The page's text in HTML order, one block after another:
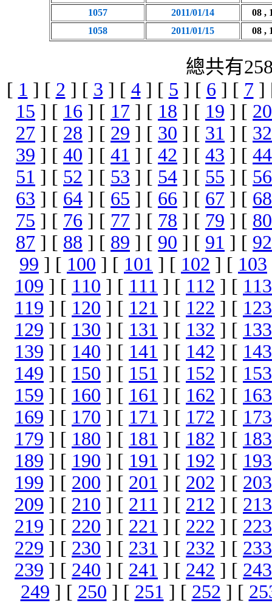
1057
2011/01/14
08 ,
1058
2011/01/15 08 ,
總共有
[ 1 ] [ 2 ] [ 3 ] [ 4] [ 5 ] [ 6 ] [ 7 ]
15 ] [ 16 ] [ 17 ] [ 18 ] [ 19 ] [ 20
27 ] [ 28 ] [ 29 ] [ 30 ] [ 31 ] [ 32
39 ] [ 40 ] [ 41 ] [ 42 ] [ 43 ] [ 44
51 ] [ 52 ] [ 53 ] [ 54 ] [ 55 ] [ 56
63 ] [ 64 ] [ 65 ] [ 66 ] [ 67 ] [ 68
75 ] [ 76 ] [ 77 ] [ 78 ] [ 79 ] [ 80
87 ] [ 88 ] [ 89 ] [ 90 ] [ 91 ] [ 92
99 ] [ 100 ] [ 101 ] [ 102 ] [ 103
109 ] [ 110 ] [ 111 ] [ 112 ] [ 113
119 ] [ 120 ] [ 121 ] [ 122 ] [ 123
129 ] [ 130 ] [ 131 ] [ 132 ] [ 133
139 ] [ 140 ] [ 141 ] [ 142 ] [ 143
149 ] [ 150 ] [ 151 ] [ 152 ] [ 153
159 ] [ 160 ] [ 161 ] [ 162 ] [ 163
169 ] [ 170 ] [ 171 ] [ 172 ] [ 173
179 ] [ 180 ] [ 181 ] [ 182 ] [ 183
189 ] [ 190 ] [ 191 ] [ 192 ] [ 193
199 ] [ 200 ] [ 201 ] [ 202 ] [ 203
209 ] [ 210 ] [ 211 ] [ 212 ] [ 213
219 ] [ 220 ] [ 221 ] [ 222 ] [ 223
229 ] [ 230 ] [ 231 ] [ 232 ] [ 233
239 ] [ 240 ] [ 241 ] [ 242 ] [ 243
249 ] [ 250 ] [ 251 ] [ 252 ] [